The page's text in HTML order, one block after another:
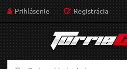
Prihlásenie Registrácia